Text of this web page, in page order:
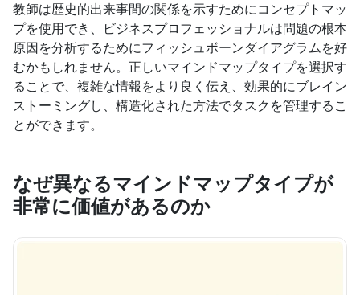
教師は歴史的出来事間の関係を示すためにコンセプトマッ
プを使用でき、ビジネスプロフェッショナルは問題の根本
原因を分析するためにフィッシュボーンダイアグラムを好
むかもしれません。正しいマインドマップタイプを選択す
ることで、複雑な情報をより良く伝え、効果的にブレイン
ストーミングし、構造化された方法でタスクを管理するこ
とができます。
なぜ異なるマインドマップタイプが
非常に価値があるのか